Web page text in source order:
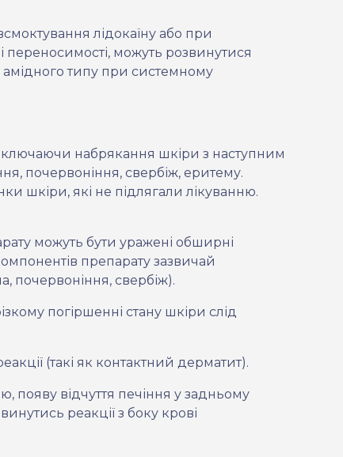
лідокаїну або при
переносимості, можуть розвинутися
амідного типу при системному
включаючи набрякання шкіри з наступним
почервоніння, свербіж, еритему.
шкіри, які не підлягали лікуванню.
можуть бути уражені обширні
препарату зазвичай
почервоніння, свербіж).
погіршенні стану шкіри слід
(такі як контактний дерматит).
появу відчуття печіння у задньому
реакції з боку крові